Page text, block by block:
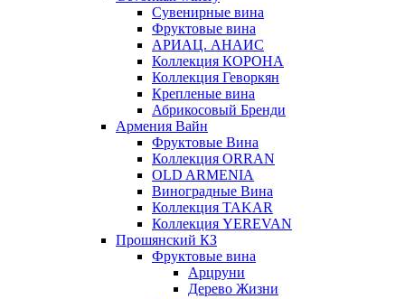
Сувенирные вина
Фруктовые вина
АРИАЦ. АНАИС
Коллекция КОРОНА
Коллекция Геворкян
Крепленые вина
Абрикосовый Бренди
Армения Вайн
Фруктовые Вина
Коллекция ORRAN
OLD ARMENIA
Виноградные Вина
Коллекция TAKAR
Коллекция YEREVAN
Прошянский КЗ
Фруктовые вина
Арцруни
Дерево Жизни